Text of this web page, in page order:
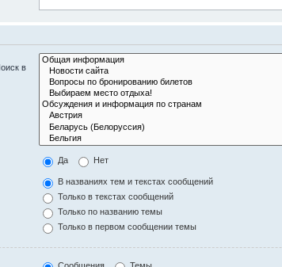
в
Да Нет
В названиях тем и текстах сообщений
Только в текстах сообщений
Только по названию темы
Только в первом сообщении темы